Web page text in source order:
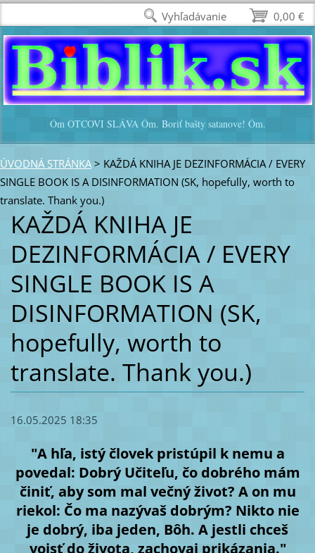
Óm OTCOVI SLÁVA Óm. Boriť bašty satanove! Óm.
ÚVODNÁ STRÁNKA > KAŽDÁ KNIHA JE DEZINFORMÁCIA / EVERY
SINGLE BOOK IS A DISINFORMATION (SK, hopefully, worth to
translate. Thank you.)
KAŽDÁ KNIHA JE
DEZINFORMÁCIA / EVERY
SINGLE BOOK IS A
DISINFORMATION (SK,
hopefully, worth to
translate. Thank you.)
16.05.2025 18:35
"A hľa, istý človek pristúpil k nemu a
povedal: Dobrý Učiteľu, čo dobrého mám
činiť, aby som mal večný život? A on mu
riekol: Čo ma nazývaš dobrým? Nikto nie
je dobrý, iba jeden, Bôh. A jestli chceš
vojsť do života, zachovaj prikázania."
0,00 €
Vyhľadávanie